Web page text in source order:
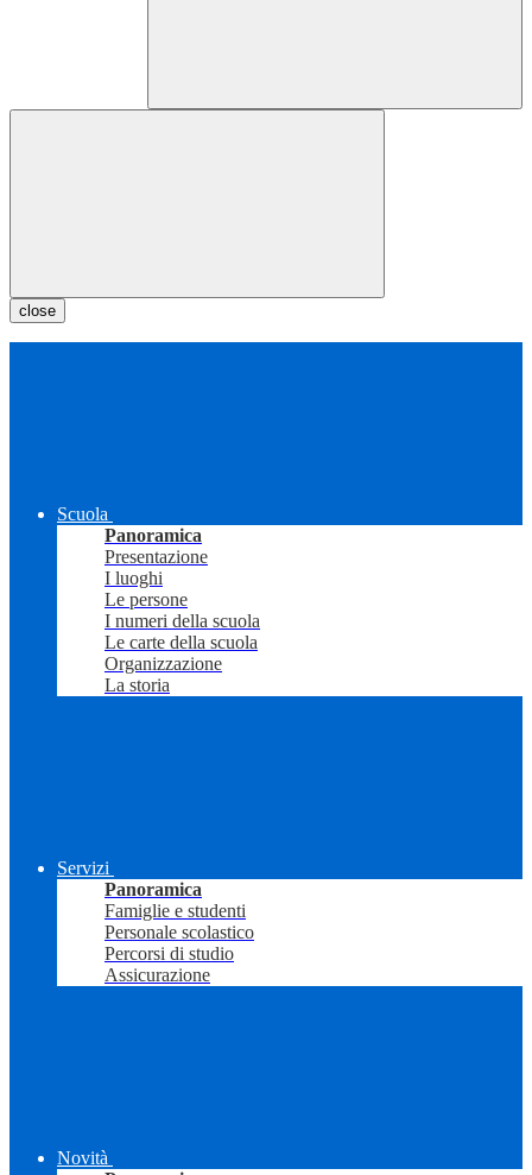
close
Scuola
Panoramica
Presentazione
I luoghi
Le persone
I numeri della scuola
Le carte della scuola
Organizzazione
La storia
Servizi
Panoramica
Famiglie e studenti
Personale scolastico
Percorsi di studio
Assicurazione
Novità